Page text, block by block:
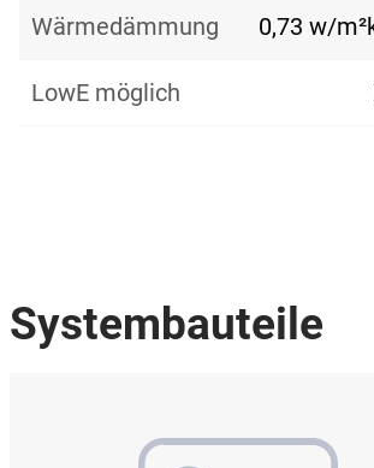
Wärmedämmung 0,73 w/
LowE möglich
Systembauteile